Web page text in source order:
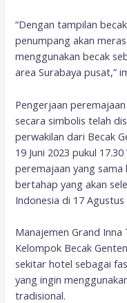
“Dengan tampilan
penumpang akan
menggunakan becak
area Surabaya pusat,”
Pengerjaan
secara simbolis telah
perwakilan dari Becak
19 Juni 2023 pukul
peremajaan yang sama
bertahap yang akan
Indonesia di 17 Agustus
Manajemen Grand
Kelompok Becak
sekitar hotel sebagai
yang ingin
tradisional.